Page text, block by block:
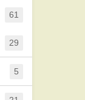
61
29
5